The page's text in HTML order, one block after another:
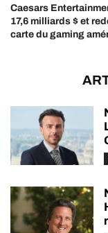
Caesars
17,6 milliards $ et
carte du gaming